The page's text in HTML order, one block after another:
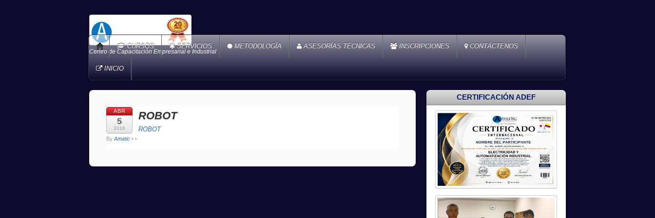
Centro de Capacitación Empresarial e Industrial
CURSOS SERVICIOS METODOLOGÍA ASESORÍAS TÉCNICAS INSCRIPCIONES CONTÁCTENOS
INICIO
ABR
5
2016
ROBOT
ROBOT
By Amatic • •
CERTIFICACIÓN ADEF